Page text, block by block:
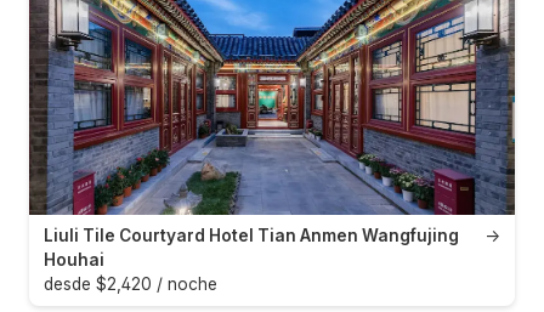
→
Liuli Tile Courtyard Hotel Tian Anmen Wangfujing
Houhai
desde $2,420 / noche